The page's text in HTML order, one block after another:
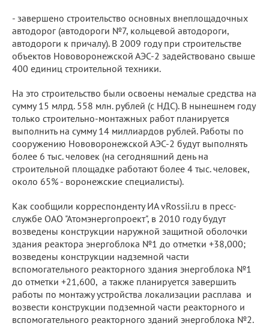
- завершено строительство основных внеплощадочных
автодорог (автодороги №7, кольцевой автодороги,
автодороги к причалу). В 2009 году при строительстве
объектов Нововоронежской АЭС-2 задействовано свыше
400 единиц строительной техники.
На это строительство были освоены немалые средства на
сумму 15 млрд. 558 млн. рублей (с НДС). В нынешнем году
только строительно-монтажных работ планируется
выполнить на сумму 14 миллиардов рублей. Работы по
сооружению Нововоронежской АЭС-2 будут выполнять
более 6 тыс. человек (на сегодняшний день на
строительной площадке работают более 4 тыс. человек,
около 65% - воронежские специалисты).
Как сообщили корреспонденту ИА vRossii.ru в пресс-
службе ОАО "Атомэнергопроект", в 2010 году будут
возведены конструкции наружной защитной оболочки
здания реактора энергоблока №1 до отметки +38,000;
возведены конструкции надземной части
вспомогательного реакторного здания энергоблока №1
до отметки +21,600, а также планируется завершить
работы по монтажу устройства локализации расплава и
возвести конструкции подземной части реакторного и
вспомогательного реакторного зданий энергоблока №2.